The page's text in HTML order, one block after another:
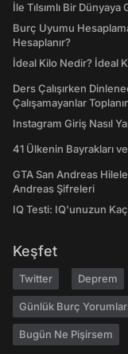
İle Tılsımlı Bir Dünyaya
Burç Uyumu
Hesaplanır?
İdeal Kilo Nedir? İdeal
Ders Çalışırken
Çalışamayanlar
Instagram Giriş Nasıl
41 Ülkenin Bayrakları
GTA San Andreas
Andreas Şifreleri
IQ Testi: IQ'unuzun
Keşfet
Twitter Deprem
Günlük Burç
Bugün Ne Pişirsem